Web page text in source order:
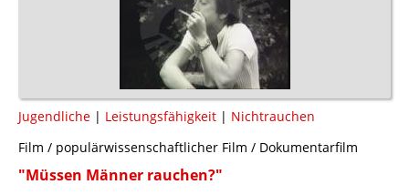
Jugendliche | Leistungsfähigkeit | Nichtrauchen
Film / populärwissenschaftlicher Film / Dokumentarfilm
"Müssen Männer rauchen?"